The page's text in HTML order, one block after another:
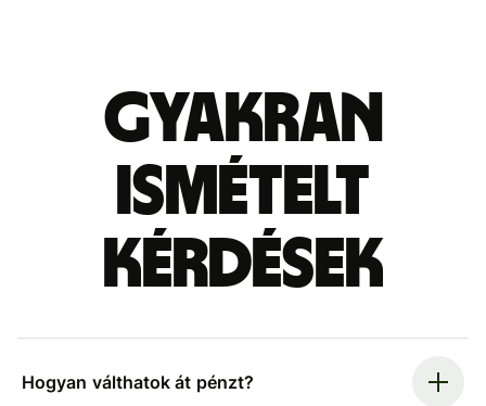
Gyakran
ismételt
kérdések
Hogyan válthatok át pénzt?